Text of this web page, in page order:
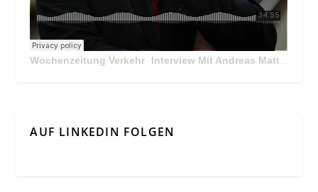
Wochenzeitung Verkehr · Interview Mit Andreas Matthä, CEO der ÖBB Holding
AUF LINKEDIN FOLGEN